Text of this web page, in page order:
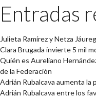
Entradas
Julieta Ramírez y Netza
Clara Brugada invierte 5 mil
Quién es Aureliano
de la Federación
Adrián Rubalcava aumenta
Adrián Rubalcava entre los